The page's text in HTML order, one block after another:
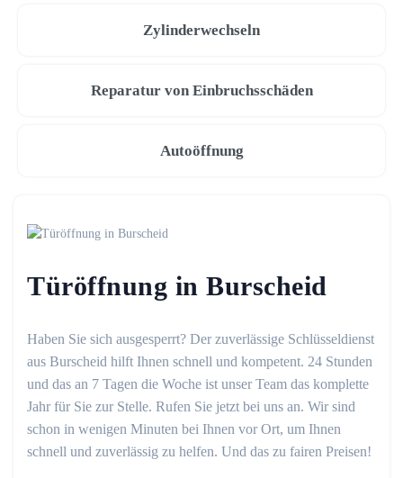
Zylinderwechseln
Reparatur von Einbruchsschäden
Autoöffnung
Türöffnung in Burscheid
Haben Sie sich ausgesperrt? Der zuverlässige Schlüsseldienst
aus Burscheid hilft Ihnen schnell und kompetent. 24 Stunden
und das an 7 Tagen die Woche ist unser Team das komplette
Jahr für Sie zur Stelle. Rufen Sie jetzt bei uns an. Wir sind
schon in wenigen Minuten bei Ihnen vor Ort, um Ihnen
schnell und zuverlässig zu helfen. Und das zu fairen Preisen!